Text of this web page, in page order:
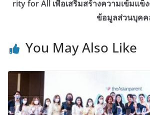
rity for All เพื่อเสริมสร้างความเข้มแข็
ข้อมูลส่วนบุค
You May Also Like